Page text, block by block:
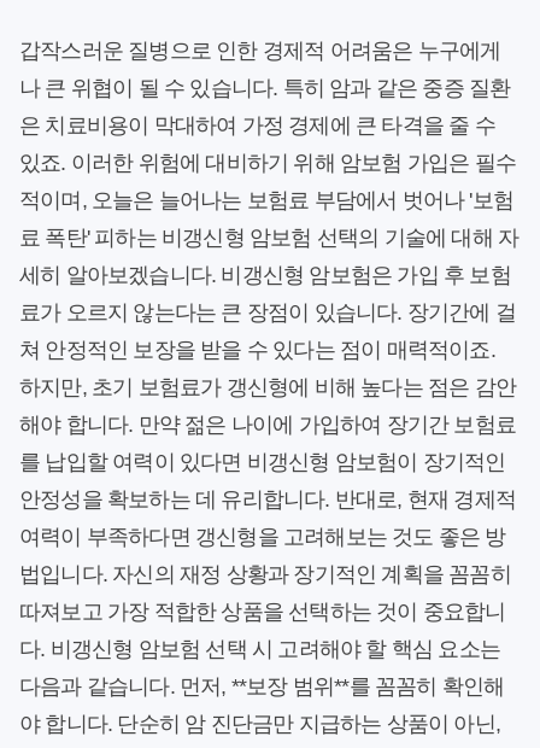
갑작스러운 질병으로 인한 경제적 어려움은 누구에게
나 큰 위협이 될 수 있습니다. 특히 암과 같은 중증 질환
은 치료비용이 막대하여 가정 경제에 큰 타격을 줄 수
있죠. 이러한 위험에 대비하기 위해 암보험 가입은 필수
적이며, 오늘은 늘어나는 보험료 부담에서 벗어나 '보험
료 폭탄' 피하는 비갱신형 암보험 선택의 기술에 대해 자
세히 알아보겠습니다. 비갱신형 암보험은 가입 후 보험
료가 오르지 않는다는 큰 장점이 있습니다. 장기간에 걸
쳐 안정적인 보장을 받을 수 있다는 점이 매력적이죠.
하지만, 초기 보험료가 갱신형에 비해 높다는 점은 감안
해야 합니다. 만약 젊은 나이에 가입하여 장기간 보험료
를 납입할 여력이 있다면 비갱신형 암보험이 장기적인
안정성을 확보하는 데 유리합니다. 반대로, 현재 경제적
여력이 부족하다면 갱신형을 고려해보는 것도 좋은 방
법입니다. 자신의 재정 상황과 장기적인 계획을 꼼꼼히
따져보고 가장 적합한 상품을 선택하는 것이 중요합니
다. 비갱신형 암보험 선택 시 고려해야 할 핵심 요소는
다음과 같습니다. 먼저, **보장 범위**를 꼼꼼히 확인해
야 합니다. 단순히 암 진단금만 지급하는 상품이 아닌,